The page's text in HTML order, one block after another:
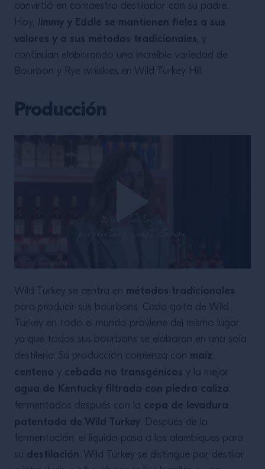
convirtió en comaestro destilador con su padre.
Hoy, Jimmy y Eddie se mantienen fieles a sus
valores y a sus métodos tradicionales, y
continúan elaborando una increíble variedad de
Bourbon y Rye whiskies en Wild Turkey Hill.
Producción
Wild Turkey se centra en métodos tradicionales
para producir sus bourbons. Cada gota de Wild
Turkey en todo el mundo proviene del mismo lugar,
ya que todos sus bourbons se elaboran en una sola
destilería. Su producción comienza con maíz,
centeno y cebada no transgénicos y la mejor
agua de Kentucky filtrada con piedra caliza,
fermentados después con la cepa de levadura
patentada de Wild Turkey. Después de la
fermentación, el líquido pasa a los alambiques para
su destilación. Wild Turkey se distingue por destilar